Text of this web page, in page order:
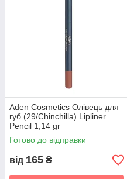
Aden Cosmetics Олівець для
губ (29/Chinchilla) Lipliner
Pencil 1,14 gr
Готово до відправки
від 165 ₴